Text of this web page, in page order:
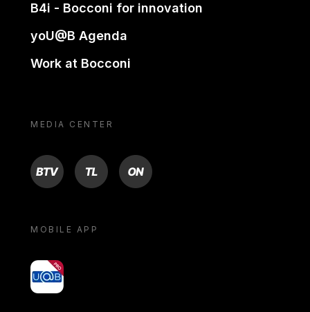
B4i - Bocconi for innovation
yoU@B Agenda
Work at Bocconi
MEDIA CENTER
BTV TL ON
MOBILE APP
yoU@B